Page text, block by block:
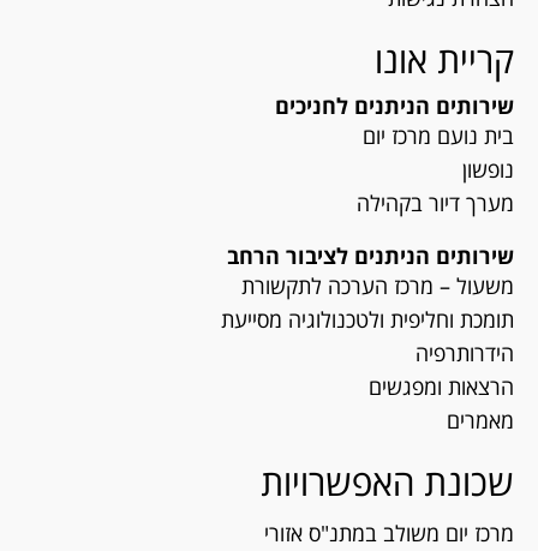
קריית אונו
שירותים הניתנים לחניכים
בית נועם מרכז יום
נופשון
מערך דיור בקהילה
שירותים הניתנים לציבור הרחב
משעול – מרכז הערכה לתקשורת
תומכת וחליפית ולטכנולוגיה מסייעת
הידרותרפיה
הרצאות ומפגשים
מאמרים
שכונת האפשרויות
מרכז יום משולב במתנ"ס אזורי